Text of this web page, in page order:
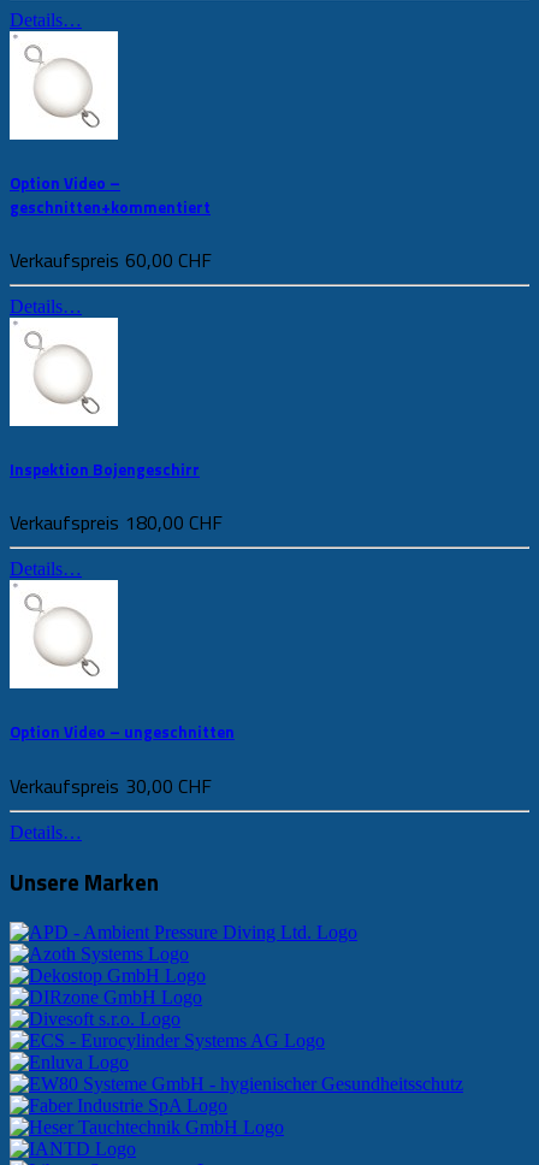
Details…
Option Video –
geschnitten+kommentiert
Verkaufspreis 60,00 CHF
Details…
Inspektion Bojengeschirr
Verkaufspreis 180,00 CHF
Details…
Option Video – ungeschnitten
Verkaufspreis 30,00 CHF
Details…
Unsere Marken